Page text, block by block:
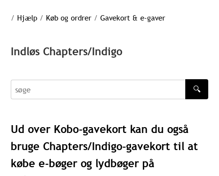
/ Hjælp / Køb og ordrer / Gavekort & e-gaver
Indløs Chapters/Indigo
søge
🔍
Ud over Kobo-gavekort kan du også
bruge Chapters/Indigo-gavekort til at
købe e-bøger og lydbøger på